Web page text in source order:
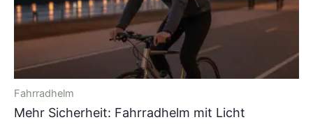
Fahrradhelm
Mehr Sicherheit: Fahrradhelm mit Licht